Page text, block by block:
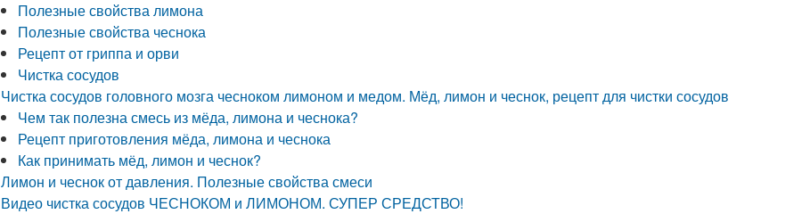
Полезные свойства лимона
Полезные свойства чеснока
Рецепт от гриппа и орви
Чистка сосудов
Чистка сосудов головного мозга чесноком лимоном и медом. Мёд, лимон и чеснок, рецепт для чистки сосудов
Чем так полезна смесь из мёда, лимона и чеснока?
Рецепт приготовления мёда, лимона и чеснока
Как принимать мёд, лимон и чеснок?
Лимон и чеснок от давления. Полезные свойства смеси
Видео чистка сосудов ЧЕСНОКОМ и ЛИМОНОМ. СУПЕР СРЕДСТВО!